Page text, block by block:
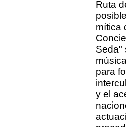
Ruta
mítica
Seda"
para
y el